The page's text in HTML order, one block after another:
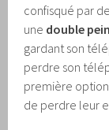
confisqué par
une double
gardant son
perdre son
première
de perdre leur